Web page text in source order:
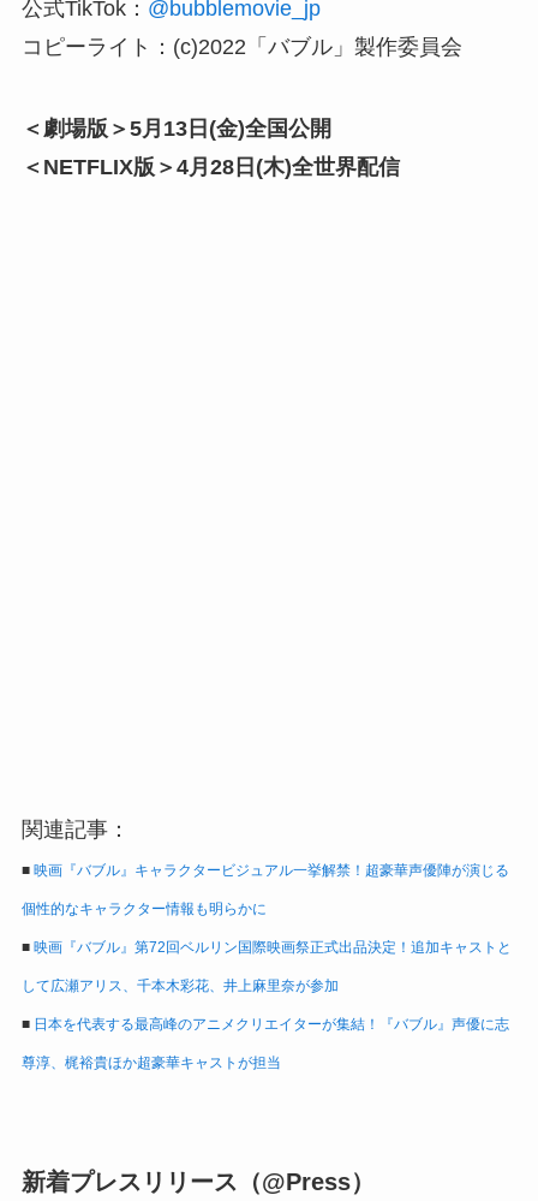
公式TikTok： @bubblemovie_jp
コピーライト：(c)2022「バブル」製作委員会
＜劇場版＞5月13日(金)全国公開
＜NETFLIX版＞4月28日(木)全世界配信
関連記事：
■ 映画『バブル』キャラクタービジュアル一挙解禁！超豪華声優陣が演じる
個性的なキャラクター情報も明らかに
■ 映画『バブル』第72回ベルリン国際映画祭正式出品決定！追加キャストと
して広瀬アリス、千本木彩花、井上麻里奈が参加
■ 日本を代表する最高峰のアニメクリエイターが集結！『バブル』声優に志
尊淳、梶裕貴ほか超豪華キャストが担当
新着プレスリリース（@Press）